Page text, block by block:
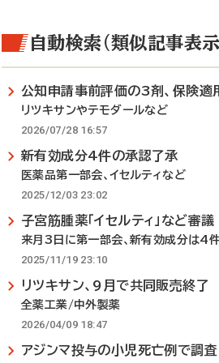
自動検索（類似記事表示
公知申請事前評価の3剤、保険適
リツキサンやテモダールなど
2026/07/28 16:57
新有効成分4件の承認了承
医薬品第一部会、イセルティなど
2025/12/03 23:02
子宮筋腫薬「イセルティ」など審議
来月3日に第一部会、新有効成分は4
2025/11/19 23:10
リツキサン、9月で共同販売終了
全薬工業/中外製薬
2026/04/09 18:47
アジンマ投与の小児死亡例で調査